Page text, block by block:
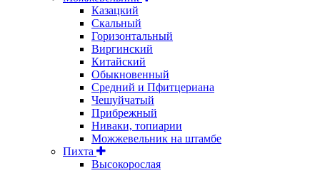
Казацкий
Скальный
Горизонтальный
Виргинский
Китайский
Обыкновенный
Средний и Пфитцериана
Чешуйчатый
Прибрежный
Ниваки, топиарии
Можжевельник на штамбе
Пихта
Высокорослая